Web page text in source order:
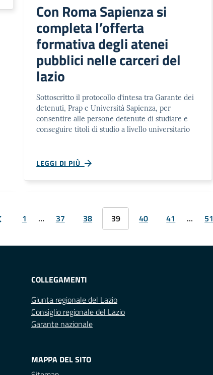
Con Roma Sapienza si
completa l’offerta
formativa degli atenei
pubblici nelle carceri del
lazio
Sottoscritto il protocollo d’intesa tra Garante dei
detenuti, Prap e Università Sapienza, per
consentire alle persone detenute di studiare e
conseguire titoli di studio a livello universitario
LEGGI DI PIÙ
1 … 37 38 39 40 41 … 51
COLLEGAMENTI
Giunta regionale del Lazio
Consiglio regionale del Lazio
Garante nazionale
MAPPA DEL SITO